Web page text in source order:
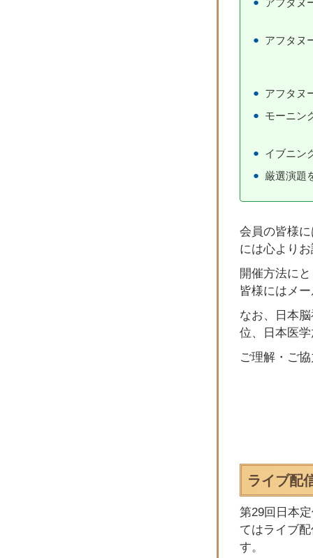
アフタヌ
アフタヌ
アフタヌ
モーニン
イブニン
厳選演題
会員の皆様
には心より
開催方法に
皆様にはメ
なお、日本
位、日本医
ご理解・ご
ライブ配
第29回日本
てはライブ
す。